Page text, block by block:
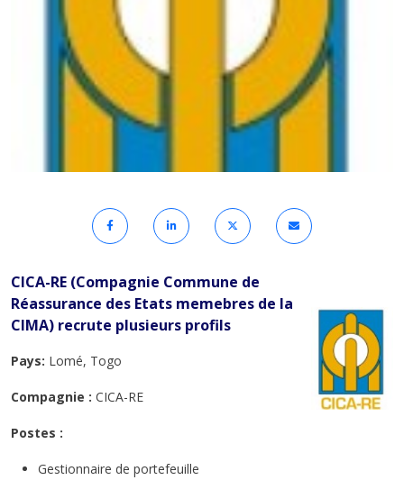
CICA-RE (Compagnie Commune de
Réassurance des Etats memebres de la
CIMA) recrute plusieurs profils
Pays: Lomé, Togo
Compagnie : CICA-RE
Postes :
Gestionnaire de portefeuille